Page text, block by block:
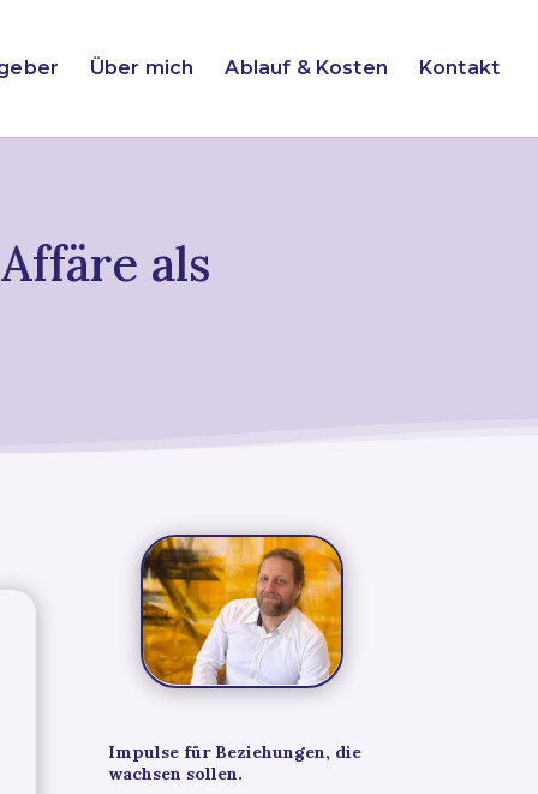
Über mich Ablauf & Kosten Kontakt
als
Impulse für Beziehungen, die
wachsen sollen.